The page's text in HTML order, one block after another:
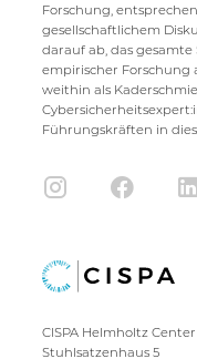
Forschung,
gesellschaftlichem
darauf ab, das
empirischer Forschung
weithin als
Führungskräften in
CISPA Helmholtz
Stuhlsatzenhaus 5